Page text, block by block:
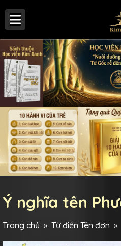
Ý nghĩa tên
Trang chủ » Từ điển Tên đơn »